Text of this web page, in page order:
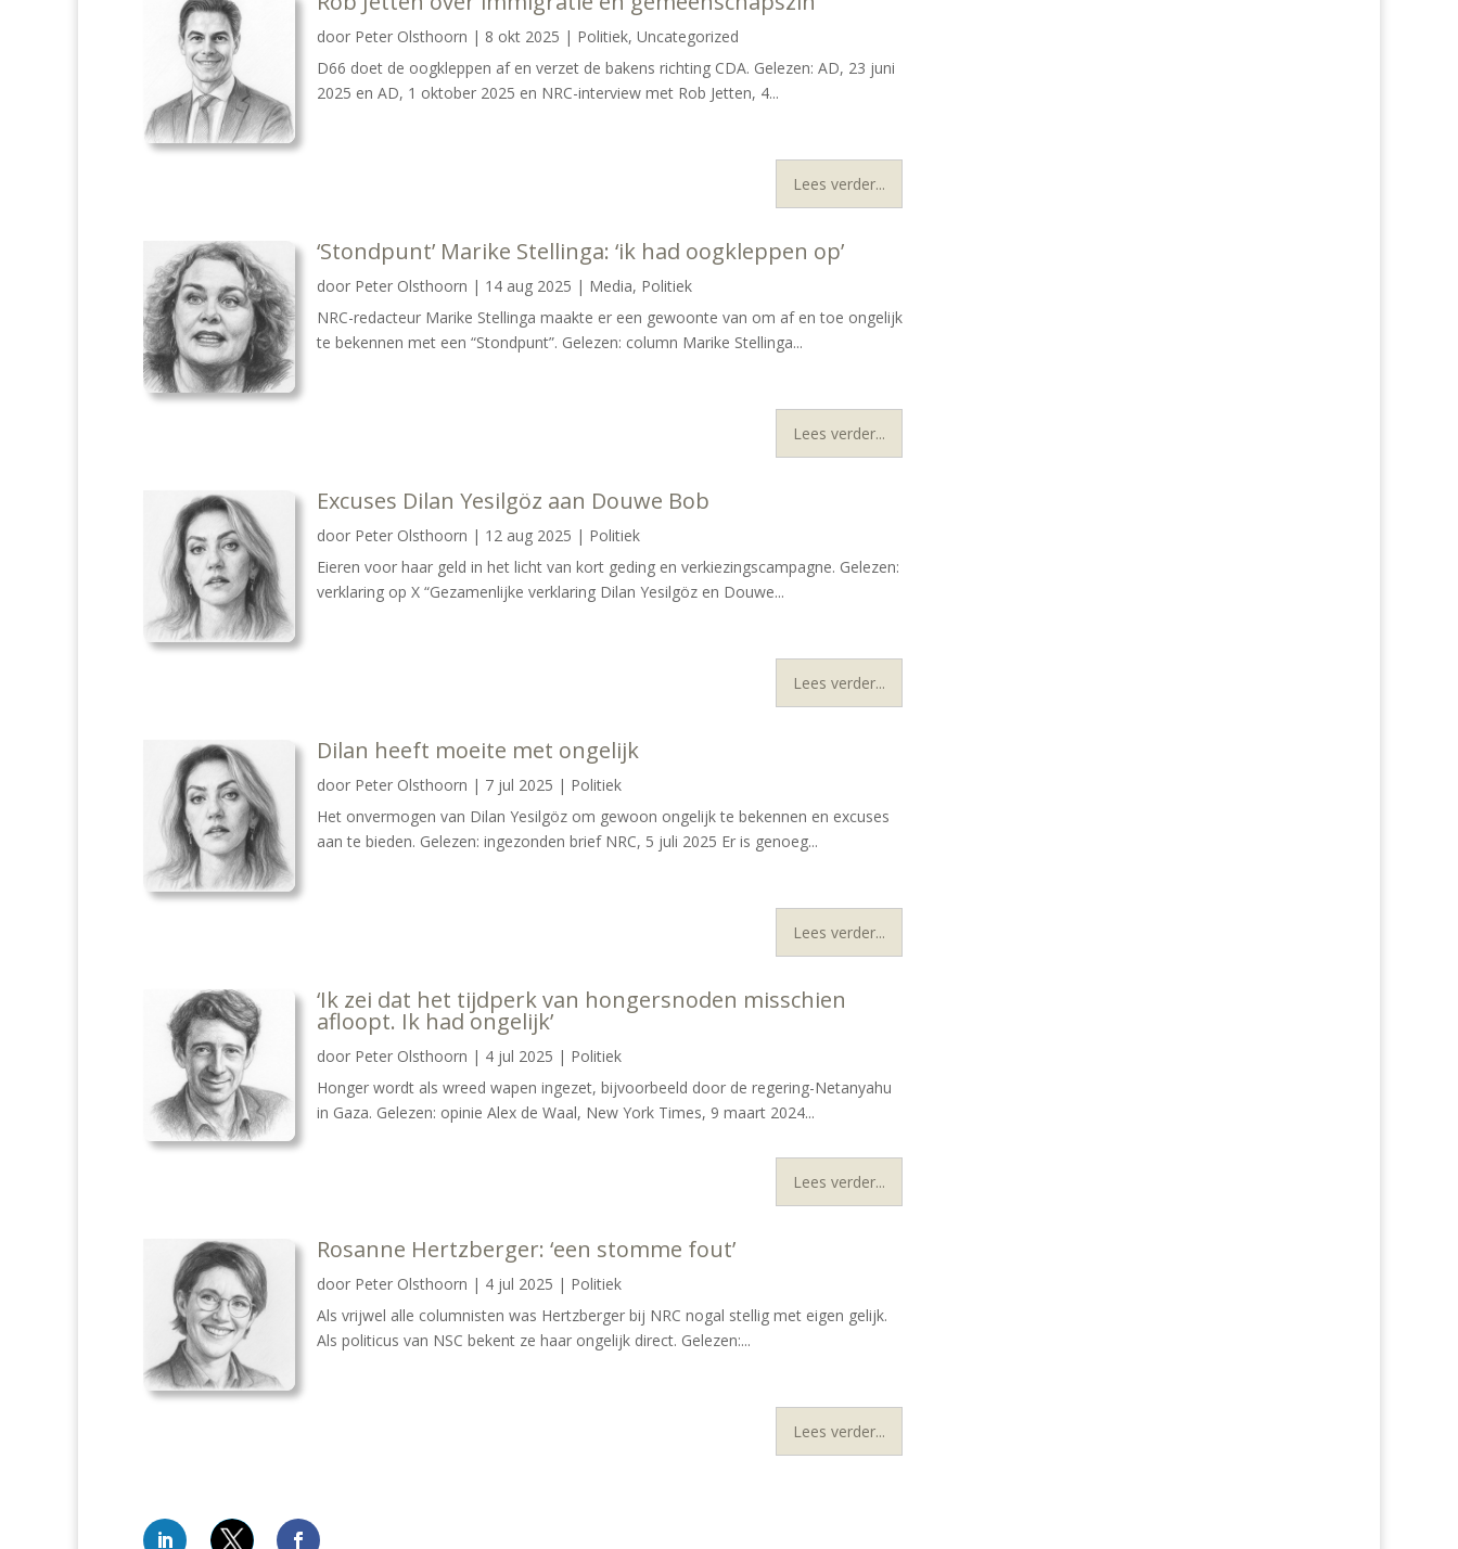
door Peter Olsthoorn | 8 okt 2025 | Politiek,Uncategorized
D66 doet de oogkleppen af en verzet de bakens richting CDA. Gelezen: AD, 23 juni
2025 en AD, 1 oktober 2025 en NRC-interview met Rob Jetten, 4...
Lees verder...
‘Stondpunt’ Marike Stellinga: ‘ik had oogkleppen op’
door Peter Olsthoorn | 14 aug 2025 | Media, Politiek
NRC-redacteur Marike Stellinga maakte er een gewoonte van om af en toe ongelijk
te bekennen met een “Stondpunt”. Gelezen: column Marike Stellinga...
Lees verder...
Excuses Dilan Yesilgöz aan Douwe Bob
door Peter Olsthoorn | 12 aug 2025 | Politiek
Eieren voor haar geld in het licht van kort geding en verkiezingscampagne. Gelezen:
verklaring op X “Gezamenlijke verklaring Dilan Yesilgöz en Douwe...
Lees verder...
Dilan heeft moeite met ongelijk
door Peter Olsthoorn | 7 jul 2025 | Politiek
Het onvermogen van Dilan Yesilgöz om gewoon ongelijk te bekennen en excuses
aan te bieden. Gelezen: ingezonden brief NRC, 5 juli 2025 Er is genoeg...
Lees verder...
‘Ik zei dat het tijdperk van hongersnoden misschien
afloopt. Ik had ongelijk’
door Peter Olsthoorn | 4 jul 2025 | Politiek
Honger wordt als wreed wapen ingezet, bijvoorbeeld door de regering-Netanyahu
in Gaza. Gelezen: opinie Alex de Waal, New York Times, 9 maart 2024...
Lees verder...
Rosanne Hertzberger: ‘een stomme fout’
door Peter Olsthoorn | 4 jul 2025 | Politiek
Als vrijwel alle columnisten was Hertzberger bij NRC nogal stellig met eigen gelijk.
Als politicus van NSC bekent ze haar ongelijk direct. Gelezen:...
Lees verder...